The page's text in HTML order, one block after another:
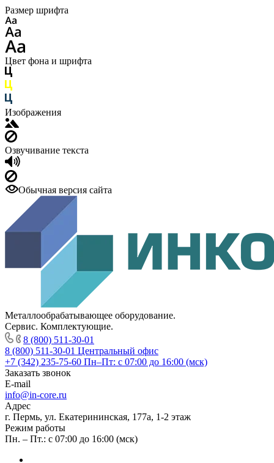
Размер шрифта
Цвет фона и шрифта
Изображения
Озвучивание текста
Обычная версия сайта
Металлообрабатывающее оборудование.
Сервис. Комплектующие.
8 (800) 511-30-01
8 (800) 511-30-01 Центральный офис
+7 (342) 235-75-60 Пн–Пт: с 07:00 до 16:00 (мск)
Заказать звонок
E-mail
info@in-core.ru
Адрес
г. Пермь, ул. ​Екатерининская, 177а, ​1-2 этаж
Режим работы
Пн. – Пт.: с 07:00 до 16:00 (мск)